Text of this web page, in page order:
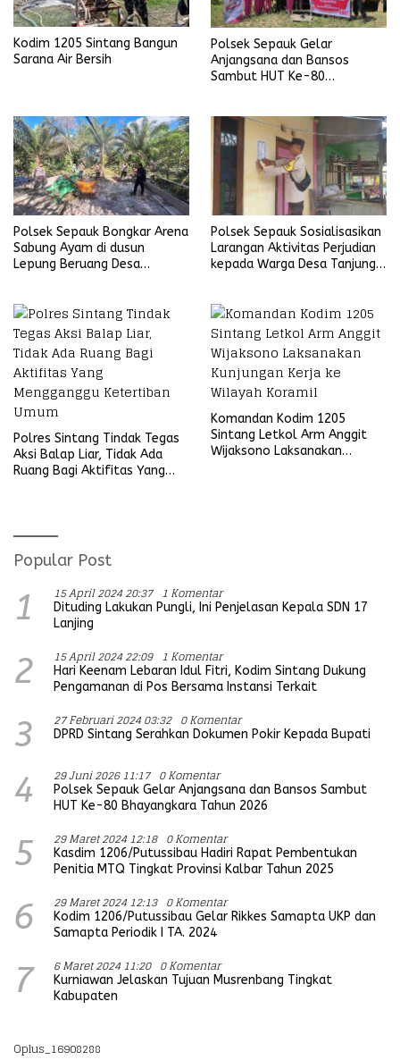
Kodim 1205 Sintang Bangun
Sarana Air Bersih
Polsek Sepauk Gelar
Anjangsana dan Bansos
Sambut HUT Ke-80
Polsek Sepauk Bongkar Arena
Sabung Ayam di dusun
Lepung Beruang Desa
Polsek Sepauk Sosialisasikan
Larangan Aktivitas Perjudian
kepada Warga Desa Tanjung
Polres Sintang Tindak Tegas
Aksi Balap Liar, Tidak Ada
Ruang Bagi Aktifitas Yang
Komandan Kodim 1205
Sintang Letkol Arm Anggit
Wijaksono Laksanakan
Popular Post
1 15 April 2024 20:37 1 Komentar
Dituding Lakukan Pungli, Ini Penjelasan Kepala SDN 17
Lanjing
2 15 April 2024 22:09 1 Komentar
Hari Keenam Lebaran Idul Fitri, Kodim Sintang Dukung
Pengamanan di Pos Bersama Instansi Terkait
3 27 Februari 2024 03:32 0 Komentar
DPRD Sintang Serahkan Dokumen Pokir Kepada Bupati
4 29 Juni 2026 11:17 0 Komentar
Polsek Sepauk Gelar Anjangsana dan Bansos Sambut
HUT Ke-80 Bhayangkara Tahun 2026
5 29 Maret 2024 12:18 0 Komentar
Kasdim 1206/Putussibau Hadiri Rapat Pembentukan
Penitia MTQ Tingkat Provinsi Kalbar Tahun 2025
6 29 Maret 2024 12:13 0 Komentar
Kodim 1206/Putussibau Gelar Rikkes Samapta UKP dan
Samapta Periodik I TA. 2024
7 6 Maret 2024 11:20 0 Komentar
Kurniawan Jelaskan Tujuan Musrenbang Tingkat
Kabupaten
Oplus_16908288